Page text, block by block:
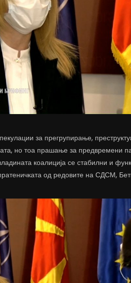
за прегрупирање,
но тоа прашање за предвремени
коалиција се стабилни и
од редовите на СДСМ,